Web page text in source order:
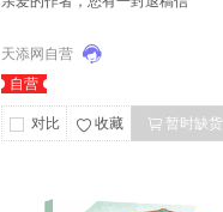
天添网自营
自营
对比 收藏 暂时缺货